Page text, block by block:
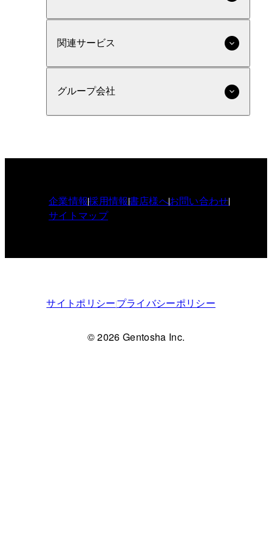
関連サービス
グループ会社
企業情報採用情報書店様へお問い合わせ
サイトマップ
サイトポリシープライバシーポリシー
© 2026 Gentosha Inc.